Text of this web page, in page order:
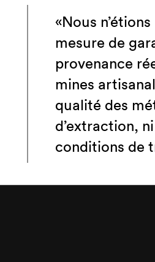
«Nous
mesure de
provenance
mines
qualité des
d’extraction,
conditions de